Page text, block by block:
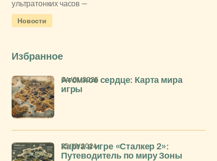
ультратонких часов —
Новости
Избранное
Атомное сердце: Карта мира
игры
04/01/2025
Карта в игре «Сталкер 2»:
Путеводитель по миру Зоны
25/12/2024